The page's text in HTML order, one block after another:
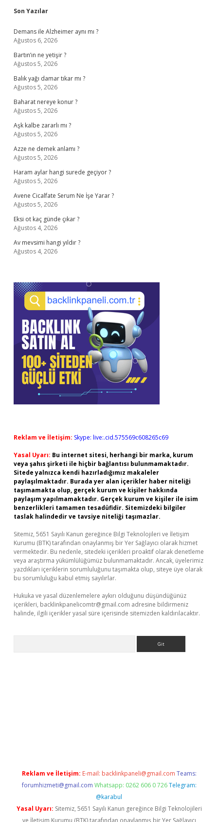
Sidebar
Son Yazılar
Demans ile Alzheimer aynı mı ?
Ağustos 6, 2026
Bartın’ın ne yetişir ?
Ağustos 5, 2026
Balık yağı damar tıkar mı ?
Ağustos 5, 2026
Baharat nereye konur ?
Ağustos 5, 2026
Aşk kalbe zararlı mı ?
Ağustos 5, 2026
Azze ne demek anlamı ?
Ağustos 5, 2026
Haram aylar hangi surede geçiyor ?
Ağustos 5, 2026
Avene Cicalfate Serum Ne İşe Yarar ?
Ağustos 5, 2026
Eksi ot kaç günde çıkar ?
Ağustos 4, 2026
Av mevsimi hangi yıldır ?
Ağustos 4, 2026
Reklam ve İletişim: Skype: live:.cid.575569c608265c69
Yasal Uyarı: Bu internet sitesi, herhangi bir marka, kurum
veya şahıs şirketi ile hiçbir bağlantısı bulunmamaktadır.
Sitede yalnızca kendi hazırladığımız makaleler
paylaşılmaktadır. Burada yer alan içerikler haber niteliği
taşımamakta olup, gerçek kurum ve kişiler hakkında
paylaşım yapılmamaktadır. Gerçek kurum ve kişiler ile isim
benzerlikleri tamamen tesadüfidir. Sitemizdeki bilgiler
taslak halindedir ve tavsiye niteliği taşımazlar.
Sitemiz, 5651 Sayılı Kanun gereğince Bilgi Teknolojileri ve İletişim
Kurumu (BTK) tarafından onaylanmış bir Yer Sağlayıcı olarak hizmet
vermektedir. Bu nedenle, sitedeki içerikleri proaktif olarak denetleme
veya araştırma yükümlülüğümüz bulunmamaktadır. Ancak, üyelerimiz
yazdıkları içeriklerin sorumluluğunu taşımakta olup, siteye üye olarak
bu sorumluluğu kabul etmiş sayılırlar.
Hukuka ve yasal düzenlemelere aykırı olduğunu düşündüğünüz
içerikleri, backlinkpanelicomtr@gmail.com adresine bildirmeniz
halinde, ilgili içerikler yasal süre içerisinde sitemizden kaldırılacaktır.
Reklam ve İletişim: E-mail: backlinkpaneli@gmail.com Teams:
forumhizmeti@gmail.com Whatsapp: 0262 606 0 726 Telegram:
@karabul
Yasal Uyarı: Sitemiz, 5651 Sayılı Kanun gereğince Bilgi Teknolojileri
ve İletişim Kurumu (BTK) tarafından onaylanmış bir Yer Sağlayıcı